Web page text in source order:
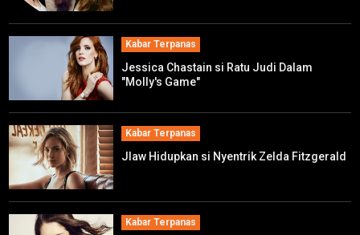
Kabar Terpanas
Jessica Chastain si Ratu Judi Dalam
"Molly's Game"
Kabar Terpanas
Jlaw Hidupkan si Nyentrik Zelda Fitzgerald
Kabar Terpanas